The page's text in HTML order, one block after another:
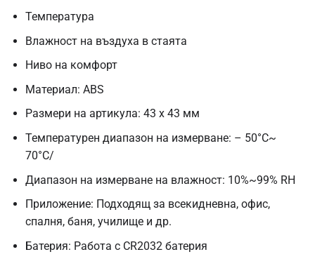
Температура
Влажност на въздуха в стаята
Ниво на комфорт
Материал: ABS
Размери на артикула: 43 х 43 мм
Температурен диапазон на измерване: – 50°C~
70°C/
Диапазон на измерване на влажност: 10%~99% RH
Приложение: Подходящ за всекидневна, офис,
спалня, баня, училище и др.
Батерия: Работа с CR2032 батерия